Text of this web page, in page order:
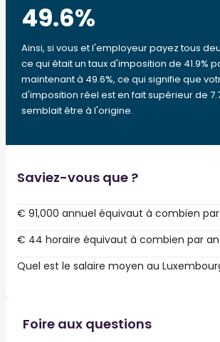
49.6%
Ainsi, si vous et l'employeur payez tous
ce qui était un taux d'imposition de 41.9%
maintenant à 49.6%, ce qui signifie que
d'imposition réel est en fait supérieur de
semblait être à l'origine.
Saviez-vous que ?
€ 91,000 annuel équivaut à combien
€ 44 horaire équivaut à combien par an
Quel est le salaire moyen au
Foire aux questions